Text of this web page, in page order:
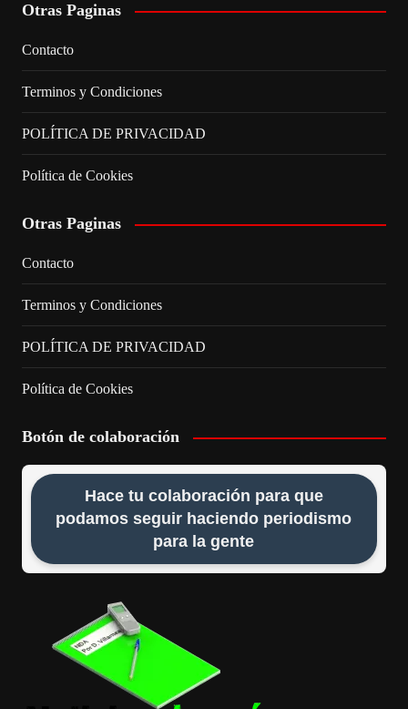
Otras Paginas
Contacto
Terminos y Condiciones
POLÍTICA DE PRIVACIDAD
Política de Cookies
Otras Paginas
Contacto
Terminos y Condiciones
POLÍTICA DE PRIVACIDAD
Política de Cookies
Botón de colaboración
Hace tu colaboración para que
podamos seguir haciendo periodismo
para la gente